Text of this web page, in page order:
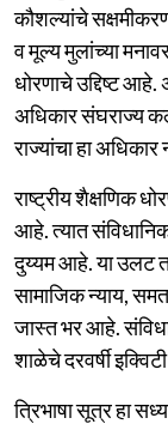
कौशल्यांचे
व मूल्य मुलांच्या
धोरणाचे उद्दिष्ट आहे.
अधिकार संघराज्य
राज्यांचा हा
राष्ट्रीय शैक्षणिक
आहे. त्यात
दुय्यम आहे. या उलट
सामाजिक न्याय,
जास्त भर आहे.
शाळेचे दरवर्षी
त्रिभाषा सूत्र हा